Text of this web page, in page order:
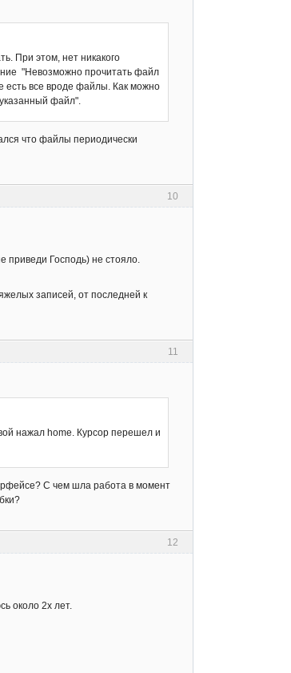
При этом, нет никакого
"Невозможно прочитать файл
есть все вроде файлы. Как можно
файл".
что файлы периодически
10
приведи Господь) не стояло.
записей, от последней к
11
нажал home. Курсор перешел и
С чем шла работа в момент
12
около 2х лет.